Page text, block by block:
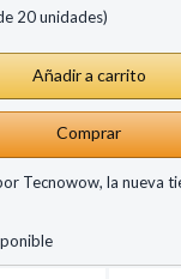
20 unidades)
Comprar
Tecnowow, la nueva